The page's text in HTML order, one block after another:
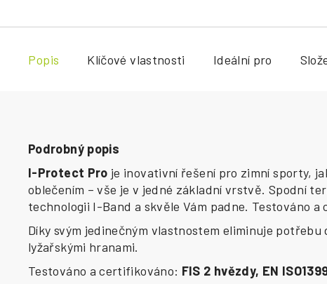
Popis Klíčové vlastnosti Ideální pro
Podrobný popis
I-Protect Pro je inovativní řešení pro zimní sporty,
oblečením – vše je v jedné základní vrstvě. Spodní
technologii I-Band a skvěle Vám padne. Testováno
Díky svým jedinečným vlastnostem eliminuje
lyžařskými hranami.
Testováno a certifikováno: FIS 2 hvězdy, EN